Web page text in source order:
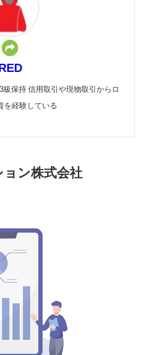
保持 信用取引や現物取引からロ
を経験している
ン株式会社